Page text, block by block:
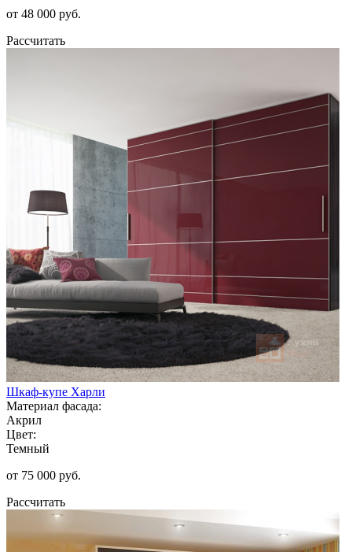
от 48 000 руб.
Рассчитать
Шкаф-купе Харли
Материал фасада:
Акрил
Цвет:
Темный
от 75 000 руб.
Рассчитать